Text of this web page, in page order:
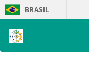
Skip
navigation
BRASIL